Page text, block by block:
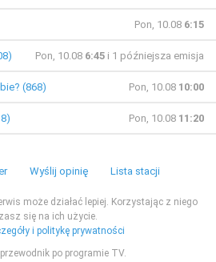
Pon, 10.08 6:15
Pon, 10.08 6:45 i 1 późniejsza emisja
(868) Pon, 10.08 10:00
Pon, 10.08 11:20
Wyślij opinię Lista stacji
może działać lepiej. Korzystając z niego
się na ich użycie.
i politykę prywatności
po programie TV.